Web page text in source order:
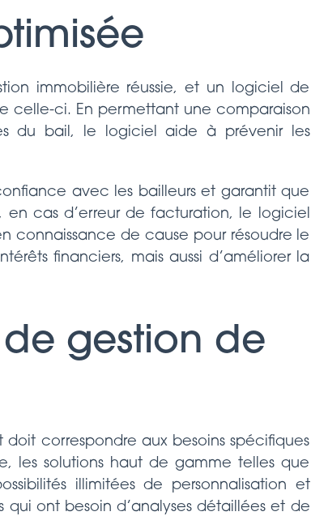
immobilière réussie, et un logiciel de
celle-ci. En permettant une comparaison
du bail, le logiciel aide à prévenir les
avec les bailleurs et garantit que
en cas d’erreur de facturation, le logiciel
connaissance de cause pour résoudre le
financiers, mais aussi d’améliorer la
gestion de
correspondre aux besoins spécifiques
les solutions haut de gamme telles que
illimitées de personnalisation et
qui ont besoin d’analyses détaillées et de